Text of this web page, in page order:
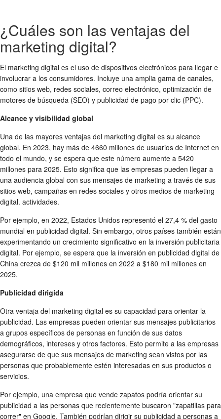
¿Cuáles son las ventajas del
marketing digital?
El marketing digital es el uso de dispositivos electrónicos para llegar e
involucrar a los consumidores. Incluye una amplia gama de canales,
como sitios web, redes sociales, correo electrónico, optimización de
motores de búsqueda (SEO) y publicidad de pago por clic (PPC).
Alcance y visibilidad global
Una de las mayores ventajas del marketing digital es su alcance
global. En 2023, hay más de 4660 millones de usuarios de Internet en
todo el mundo, y se espera que este número aumente a 5420
millones para 2025. Esto significa que las empresas pueden llegar a
una audiencia global con sus mensajes de marketing a través de sus
sitios web, campañas en redes sociales y otros medios de marketing
digital. actividades.
Por ejemplo, en 2022, Estados Unidos representó el 27,4 % del gasto
mundial en publicidad digital. Sin embargo, otros países también están
experimentando un crecimiento significativo en la inversión publicitaria
digital. Por ejemplo, se espera que la inversión en publicidad digital de
China crezca de $120 mil millones en 2022 a $180 mil millones en
2025.
Publicidad dirigida
Otra ventaja del marketing digital es su capacidad para orientar la
publicidad. Las empresas pueden orientar sus mensajes publicitarios
a grupos específicos de personas en función de sus datos
demográficos, intereses y otros factores. Esto permite a las empresas
asegurarse de que sus mensajes de marketing sean vistos por las
personas que probablemente estén interesadas en sus productos o
servicios.
Por ejemplo, una empresa que vende zapatos podría orientar su
publicidad a las personas que recientemente buscaron "zapatillas para
correr" en Google. También podrían dirigir su publicidad a personas a